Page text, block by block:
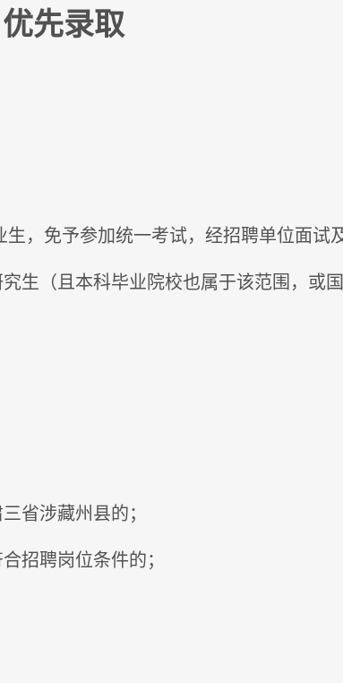
优先录取
，免予参加统一考试，经招聘单位面试
生（且本科毕业院校也属于该范围，或
省涉藏州县的；
招聘岗位条件的；